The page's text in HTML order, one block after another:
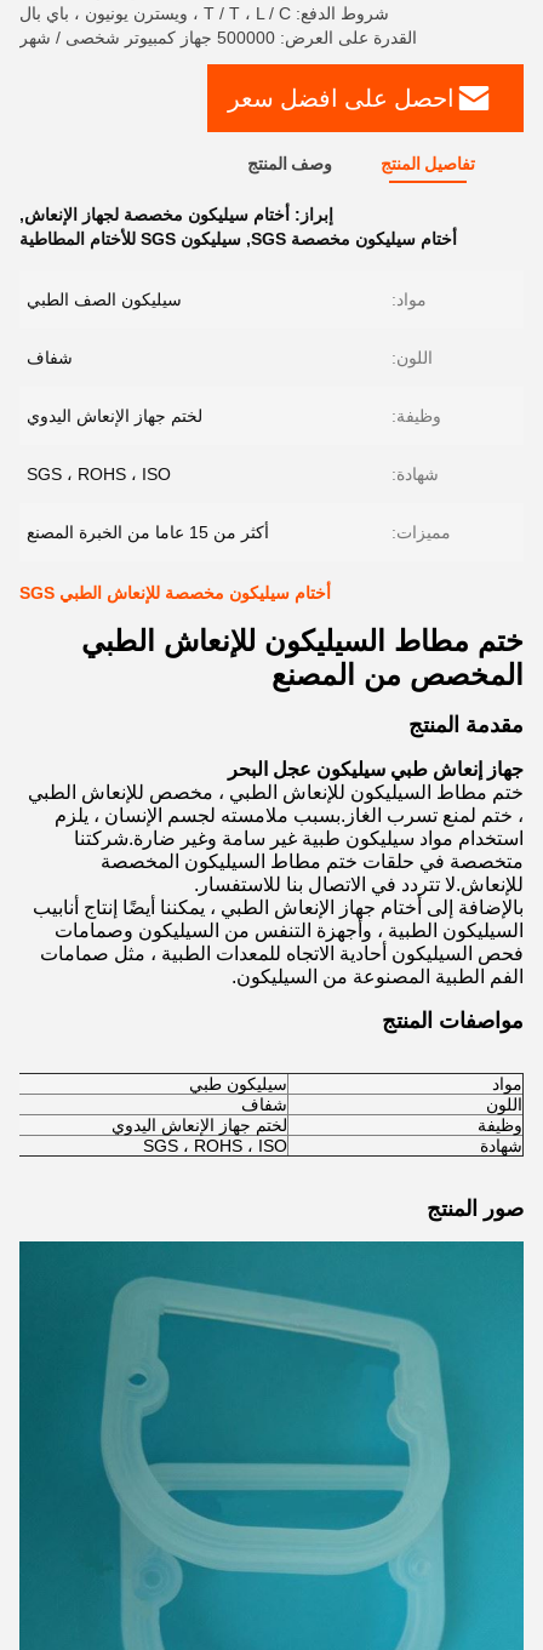
شروط الدفع: T / T ، L / C ، ويسترن يونيون ، باي بال
القدرة على العرض: 500000 جهاز كمبيوتر شخصى / شهر
احصل على افضل سعر
تفاصيل المنتج وصف المنتج
إبراز: أختام سيليكون مخصصة لجهاز الإنعاش,
أختام سيليكون مخصصة SGS
, سيليكون SGS للأختام المطاطية
مواد: سيليكون الصف الطبي
اللون: شفاف
وظيفة: لختم جهاز الإنعاش اليدوي
شهادة: SGS ، ROHS ، ISO
مميزات: أكثر من 15 عاما من الخبرة المصنع
أختام سيليكون مخصصة للإنعاش الطبي SGS
ختم مطاط السيليكون للإنعاش الطبي
المخصص من المصنع
مقدمة المنتج
جهاز إنعاش طبي سيليكون عجل البحر
ختم مطاط السيليكون للإنعاش الطبي ، مخصص للإنعاش الطبي
، ختم لمنع تسرب الغاز.بسبب ملامسته لجسم الإنسان ، يلزم
استخدام مواد سيليكون طبية غير سامة وغير ضارة.شركتنا
متخصصة في حلقات ختم مطاط السيليكون المخصصة
للإنعاش.لا تتردد في الاتصال بنا للاستفسار.
بالإضافة إلى أختام جهاز الإنعاش الطبي ، يمكننا أيضًا إنتاج أنابيب
السيليكون الطبية ، وأجهزة التنفس من السيليكون وصمامات
فحص السيليكون أحادية الاتجاه للمعدات الطبية ، مثل صمامات
الفم الطبية المصنوعة من السيليكون.
مواصفات المنتج
مواد
سيليكون طبي
اللون
شفاف
وظيفة
لختم جهاز الإنعاش اليدوي
شهادة
SGS ، ROHS ، ISO
صور المنتج